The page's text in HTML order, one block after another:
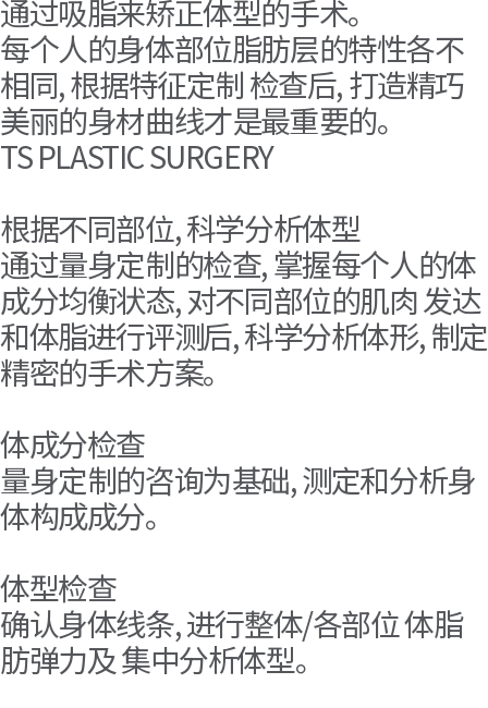
通过吸脂来矫正体型的手术。
每个人的身体部位脂肪层的特性各不
相同, 根据特征定制 检查后, 打造精巧
美丽的身材曲线才是最重要的。
TS PLASTIC SURGERY
根据不同部位, 科学分析体型
通过量身定制的检查, 掌握每个人的体
成分均衡状态, 对不同部位的肌肉 发达
和体脂进行评测后, 科学分析体形, 制定
精密的手术方案。
体成分检查
量身定制的咨询为基础, 测定和分析身
体构成成分。
体型检查
确认身体线条, 进行整体/各部位 体脂
肪弹力及 集中分析体型。